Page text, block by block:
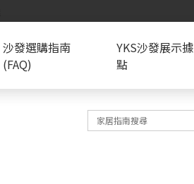
沙發選購指南
(FAQ)
YKS沙發展示據
點